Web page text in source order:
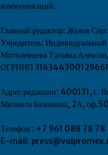
коммуникаций.
Главный редактор: Жуков
Учредитель:
Могилевцева Татьяна
ОГРНИП 316344300129661
Адрес редакции: 400131, г.
Михаила Балонина, 2А,
Телефон : +7 961 088 78 78
E-mail: